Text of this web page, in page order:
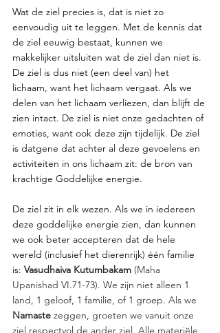
Wat de ziel precies is, dat is niet zo
eenvoudig uit te leggen. Met de kennis dat
de ziel eeuwig bestaat, kunnen we
makkelijker uitsluiten wat de ziel dan niet is.
De ziel is dus niet (een deel van) het
lichaam, want het lichaam vergaat. Als we
delen van het lichaam verliezen, dan blijft de
zien intact. De ziel is niet onze gedachten of
emoties, want ook deze zijn tijdelijk. De ziel
is datgene dat achter al deze gevoelens en
activiteiten in ons lichaam zit: de bron van
krachtige Goddelijke energie.
De ziel zit in elk wezen. Als we in iedereen
deze goddelijke energie zien, dan kunnen
we ook beter accepteren dat de hele
wereld (inclusief het dierenrijk) één familie
is: Vasudhaiva Kutumbakam (Maha
Upanishad VI.71-73). We zijn niet alleen 1
land, 1 geloof, 1 familie, of 1 groep. Als we
Namaste zeggen, groeten we vanuit onze
ziel respectvol de ander ziel. Alle materiële